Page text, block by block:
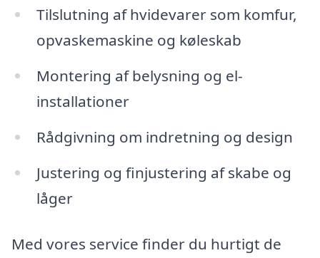
Tilslutning af hvidevarer som komfur,
opvaskemaskine og køleskab
Montering af belysning og el-
installationer
Rådgivning om indretning og design
Justering og finjustering af skabe og
låger
Med vores service finder du hurtigt de